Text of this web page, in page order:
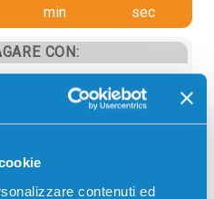
contenuti ed
min
sec
CON: